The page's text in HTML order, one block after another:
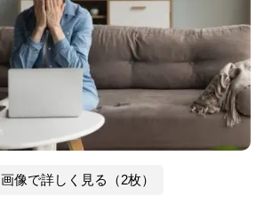
画像で詳しく見る（2枚）